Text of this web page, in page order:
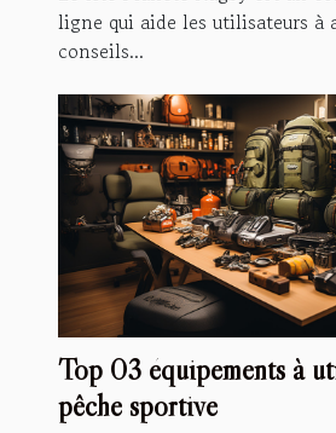
ligne qui aide les utilisateurs à
conseils...
Top 03 équipements à
pêche sportive